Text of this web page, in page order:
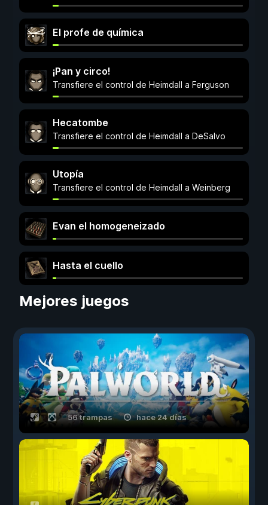
El profe de química
¡Pan y circo!
Transfiere el control de Heimdall a Ferguson
Hecatombe
Transfiere el control de Heimdall a DeSalvo
Utopía
Transfiere el control de Heimdall a Weinberg
Evan el homogeneizado
Hasta el cuello
Mejores juegos
56 trampas hace 24 días